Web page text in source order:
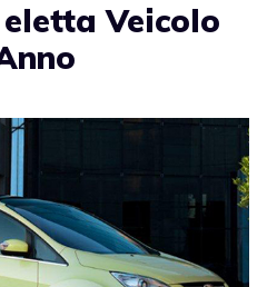
Veicolo